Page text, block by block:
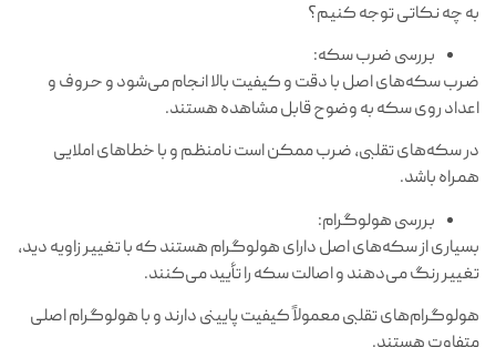
به چه نکاتی توجه کنیم؟
بررسی ضرب سکه:
ضرب سکه‌های اصل با دقت و کیفیت بالا انجام می‌شود و حروف و
اعداد روی سکه به وضوح قابل مشاهده هستند.
در سکه‌های تقلبی، ضرب ممکن است نامنظم و با خطاهای املایی
همراه باشد.
بررسی هولوگرام:
بسیاری از سکه‌های اصل دارای هولوگرام هستند که با تغییر زاویه دید،
تغییر رنگ می‌دهند و اصالت سکه را تأیید می‌کنند.
هولوگرام‌های تقلبی معمولاً کیفیت پایینی دارند و با هولوگرام اصلی